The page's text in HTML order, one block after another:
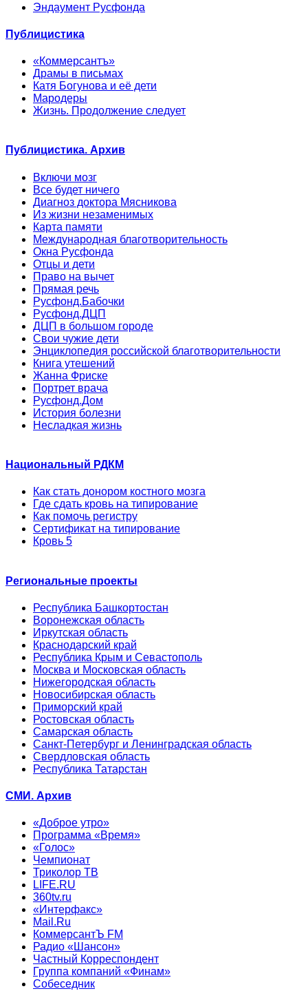
Эндаумент Русфонда
Публицистика
«Коммерсантъ»
Драмы в письмах
Катя Богунова и её дети
Мародеры
Жизнь. Продолжение следует
Публицистика. Архив
Включи мозг
Все будет ничего
Диагноз доктора Мясникова
Из жизни незаменимых
Карта памяти
Международная благотворительность
Окна Русфонда
Отцы и дети
Право на вычет
Прямая речь
Русфонд.Бабочки
Русфонд.ДЦП
ДЦП в большом городе
Свои чужие дети
Энциклопедия российской благотворительности
Книга утешений
Жанна Фриске
Портрет врача
Русфонд.Дом
История болезни
Несладкая жизнь
Национальный РДКМ
Как стать донором костного мозга
Где сдать кровь на типирование
Как помочь регистру
Сертификат на типирование
Кровь 5
Региональные проекты
Республика Башкортостан
Воронежская область
Иркутская область
Краснодарский край
Республика Крым и Севастополь
Москва и Московская область
Нижегородская область
Новосибирская область
Приморский край
Ростовская область
Самарская область
Санкт-Петербург и Ленинградская область
Свердловская область
Республика Татарстан
СМИ. Архив
«Доброе утро»
Программа «Время»
«Голос»
Чемпионат
Триколор ТВ
LIFE.RU
360tv.ru
«Интерфакс»
Mail.Ru
КоммерсантЪ FM
Радио «Шансон»
Частный Корреспондент
Группа компаний «Финам»
Собеседник